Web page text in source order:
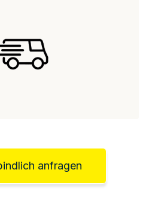
anfragen